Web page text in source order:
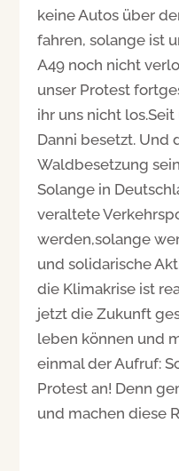
keine Autos über
fahren, solange ist
A49 noch nicht
unser Protest
ihr uns nicht
Danni besetzt. Und
Waldbesetzung
Solange in
veraltete
werden,solange
und solidarische
die Klimakrise ist
jetzt die Zukunft
leben können und
einmal der Aufruf:
Protest an! Denn
und machen diese